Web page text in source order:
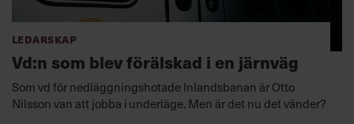
Ledarskap
Vd:n som blev förälskad i en järnväg
Som vd för nedläggningshotade Inlandsbanan är Otto
Nilsson van att jobba i underläge. Men är det nu det vänder?